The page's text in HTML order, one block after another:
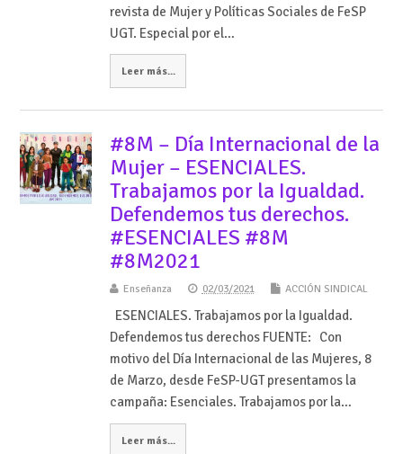
revista de Mujer y Políticas Sociales de FeSP
UGT. Especial por el…
Leer más...
#8M – Día Internacional de la
Mujer – ESENCIALES.
Trabajamos por la Igualdad.
Defendemos tus derechos.
#ESENCIALES #8M
#8M2021
Enseñanza 02/03/2021 ACCIÓN SINDICAL
ESENCIALES. Trabajamos por la Igualdad.
Defendemos tus derechos FUENTE: Con
motivo del Día Internacional de las Mujeres, 8
de Marzo, desde FeSP-UGT presentamos la
campaña: Esenciales. Trabajamos por la…
Leer más...